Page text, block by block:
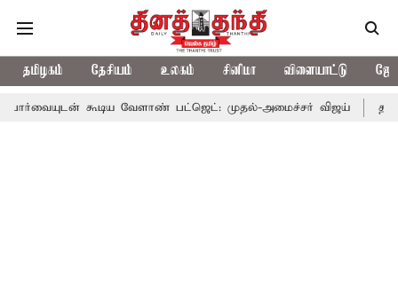
தமிழகம் தேசியம் உலகம் சினிமா விளையாட்டு
கூடிய வேளாண் பட்ஜெட்: முதல்-அமைச்சர் விஜய் தமிழக